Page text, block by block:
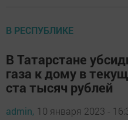
В РЕСПУБЛИКЕ
В Татарстане
газа к дому в
ста тысяч рублей
admin, 10 января 2023 -